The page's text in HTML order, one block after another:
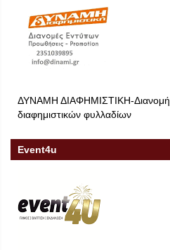
Μακάρι να βρεθεί.
Pierias News Νέα Πιερίας
ΔΥΝΑΜΗ ΔΙΑΦΗΜΙΣΤΙΚΗ-Διανομή
διαφημιστικών φυλλαδίων
Event4u